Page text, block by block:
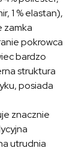
1 % elastan),
zamka
pokrowca
bardzo
struktura
posiada
znacznie
utrudnia